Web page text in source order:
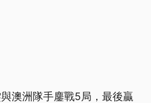
澳洲隊手鏖戰5局，最後贏